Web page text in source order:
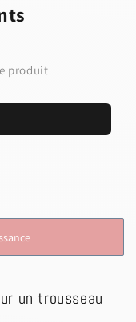
un trousseau